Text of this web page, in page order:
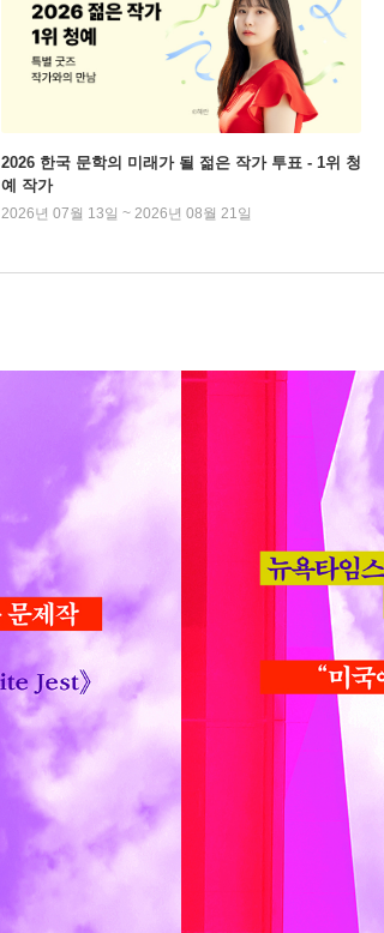
2026 한국 문학의 미래가 될 젊은 작가 투표 - 1위 청
예 작가
2026년 07월 13일 ~ 2026년 08월 21일